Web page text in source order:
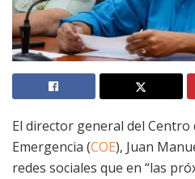
El director general del Centro
Emergencia (COE), Juan
redes sociales que en “las